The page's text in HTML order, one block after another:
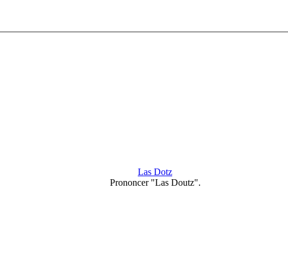
Las Dotz
Prononcer "Las Doutz".